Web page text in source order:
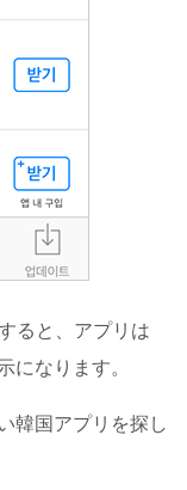
ると、アプリは
になります。
韓国アプリを探し